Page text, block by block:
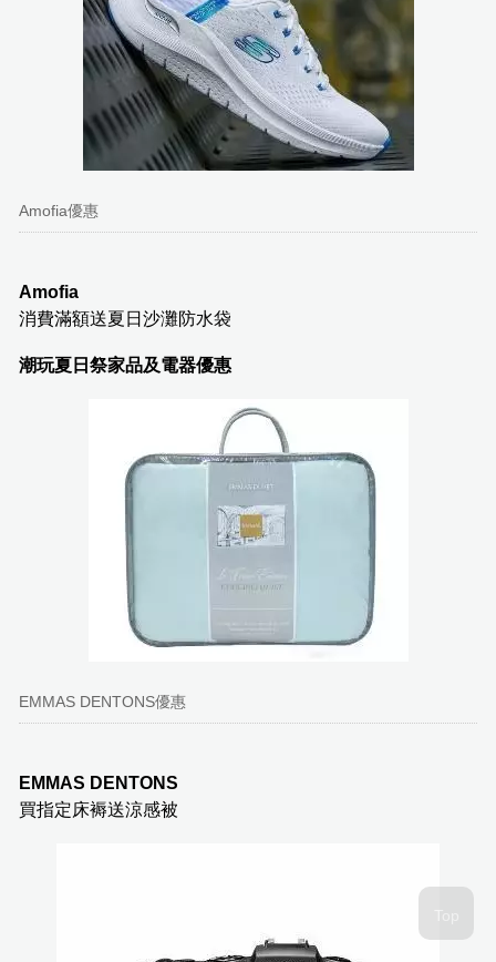
Amofia優惠
Amofia
消費滿額送夏日沙灘防水袋
潮玩夏日祭家品及電器優惠
EMMAS DENTONS優惠
EMMAS DENTONS
買指定床褥送涼感被